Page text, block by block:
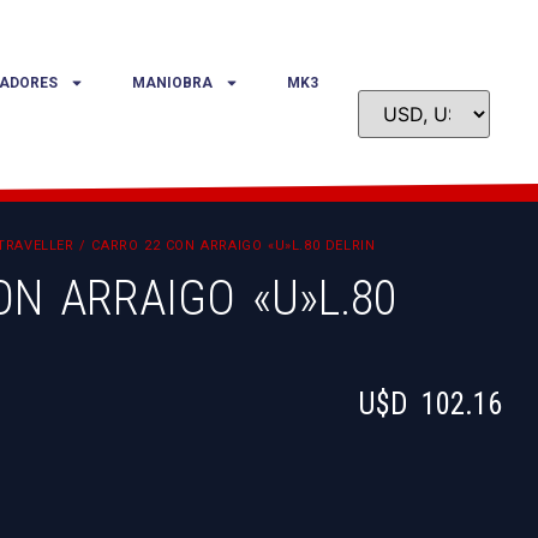
MANIOBRA MK3
/ CARRO 22 CON ARRAIGO «U»L.80 DELRIN
ARRAIGO «U»L.80
U$D 102.16